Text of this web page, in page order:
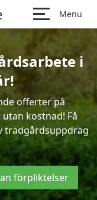
Menu
i
offerter på
kostnad! Få
trädgårdsuppdrag
förpliktelser